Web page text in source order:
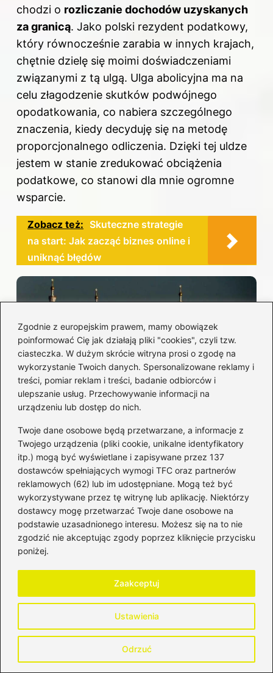
Zgodnie z europejskim prawem, mamy obowiązek
poinformować Cię jak działają pliki "cookies", czyli tzw.
ciasteczka. W dużym skrócie witryna prosi o zgodę na
wykorzystanie Twoich danych. Spersonalizowane reklamy i
treści, pomiar reklam i treści, badanie odbiorców i
ulepszanie usług. Przechowywanie informacji na
urządzeniu lub dostęp do nich.
Twoje dane osobowe będą przetwarzane, a informacje z
Twojego urządzenia (pliki cookie, unikalne identyfikatory
itp.) mogą być wyświetlane i zapisywane przez 137
dostawców spełniających wymogi TFC oraz partnerów
reklamowych (62) lub im udostępniane. Mogą też być
wykorzystywane przez tę witrynę lub aplikację. Niektórzy
dostawcy mogę przetwarzać Twoje dane osobowe na
podstawie uzasadnionego interesu. Możesz się na to nie
zgodzić nie akceptując zgody poprzez kliknięcie przycisku
poniżej.
Ustawienia
Odrzuć
Zaakceptuj
chodzi o rozliczanie dochodów uzyskanych
za granicą. Jako polski rezydent podatkowy,
który równocześnie zarabia w innych krajach,
chętnie dzielę się moimi doświadczeniami
związanymi z tą ulgą. Ulga abolicyjna ma na
celu złagodzenie skutków podwójnego
opodatkowania, co nabiera szczególnego
znaczenia, kiedy decyduję się na metodę
proporcjonalnego odliczenia. Dzięki tej uldze
jestem w stanie zredukować obciążenia
podatkowe, co stanowi dla mnie ogromne
wsparcie.
Zobacz też: Skuteczne strategie
na start: Jak zacząć biznes online i
uniknąć błędów
Jednym z kluczowych aspektów korzystania
z ulgi abolicyjnej jestzrozumienie sytuacji, w
których mogę się o nią ubiegać. Z ulgi mogą
skorzystać przede wszystkim osoby
uzyskujące dochody z pracy, działalności
gospodarczej, praw autorskich czy umów
cywilnoprawnych w krajach stosujących
metodę proporcjonalnego odliczenia. W
związku z tym, kiedy współpracuję z
zagranicznymi firmami czy instytucjami,
krajem istnieje możliwość zastosowania tej
ulgi.
Ulga abolicyjna przysługuje
osobom odbierającym
dochody z krajów